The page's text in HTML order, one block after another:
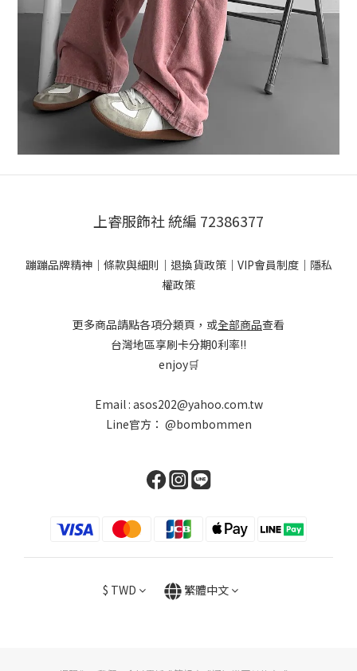
上睿服飾社 統編 72386377
蹦蹦品牌精神｜ 條款與細則 ｜ 退換貨政策｜ VIP會員制度｜ 隱私
權政策
更多商品請點各項分類頁，或全部商品查看
台灣地區享刷卡分期0利率!!
enjoy🛒
Email : asos202@yahoo.com.tw
Line官方： @bombommen
$ TWD 繁體中文